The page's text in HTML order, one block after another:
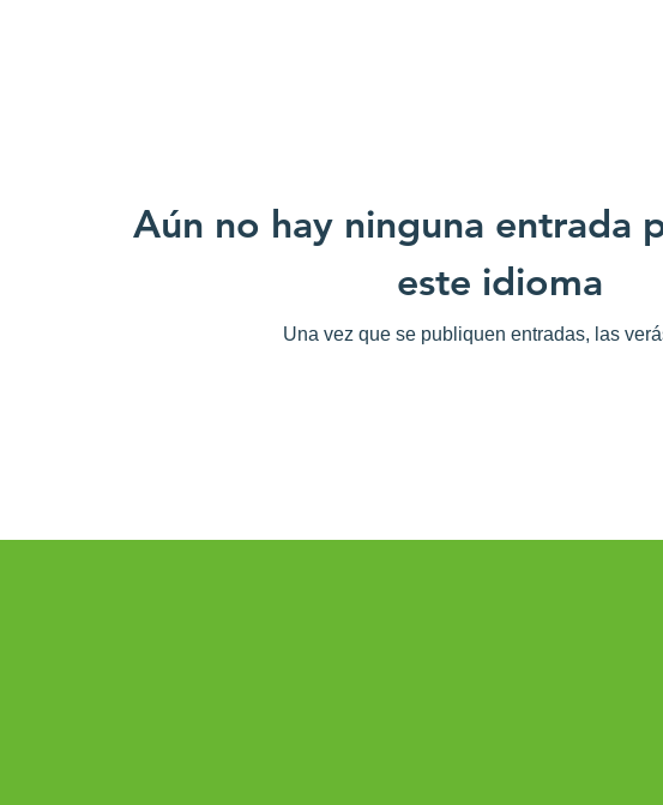
Aún no hay ninguna entrada
este idioma
Una vez que se publiquen entradas, las